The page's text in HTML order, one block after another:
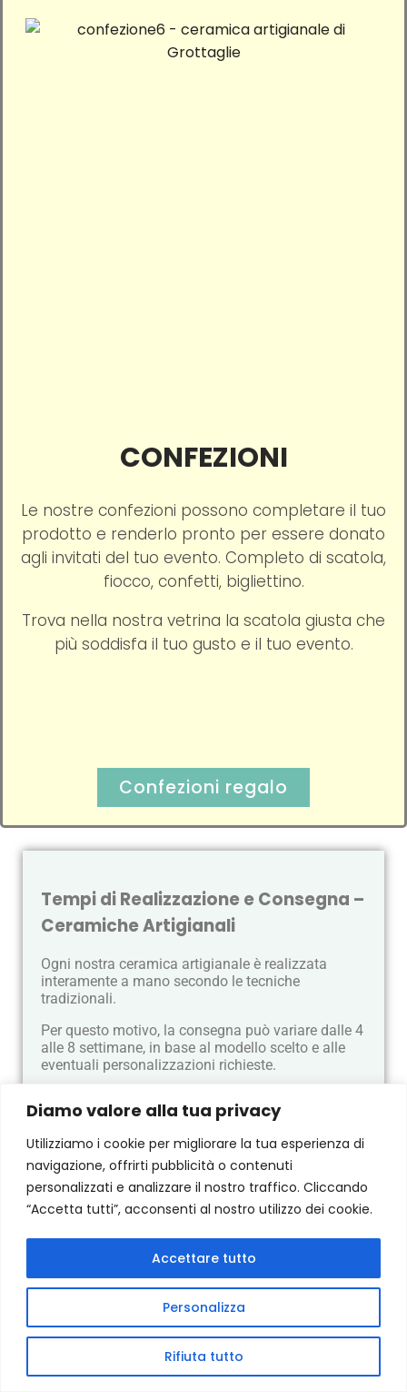
Diamo valore alla tua privacy
Utilizziamo i cookie per migliorare la tua esperienza di
navigazione, offrirti pubblicità o contenuti
personalizzati e analizzare il nostro traffico. Cliccando
“Accetta tutti”, acconsenti al nostro utilizzo dei cookie.
Personalizza
Rifiuta tutto
Accettare tutto
CONFEZIONI
Le nostre confezioni possono completare il tuo
prodotto e renderlo pronto per essere donato
agli invitati del tuo evento. Completo di scatola,
fiocco, confetti, bigliettino.
Trova nella nostra vetrina la scatola giusta che
più soddisfa il tuo gusto e il tuo evento.
Confezioni regalo
Tempi di Realizzazione e Consegna –
Ceramiche Artigianali
Ogni nostra ceramica artigianale è realizzata
interamente a mano secondo le tecniche
tradizionali.
Per questo motivo, la consegna può variare dalle 4
alle 8 settimane, in base al modello scelto e alle
eventuali personalizzazioni richieste.
prodotto e comprendono tutte le fasi della
cottura, decorazione e seconda cottura, nel pieno
rispetto della tradizione ceramica grottagliese e del
Made in Italy.
Alcuni manufatti sono invece disponibili in pronta
spediti e consegnati entro 5 giorni lavorativi
Spedizioni in Italia
Per ordini superiori a 299 €, la spedizione è